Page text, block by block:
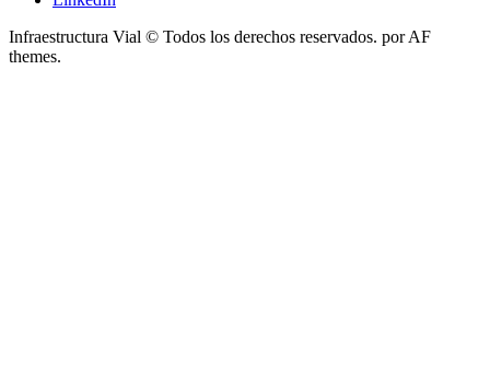
Infraestructura Vial © Todos los derechos reservados. por AF
themes.